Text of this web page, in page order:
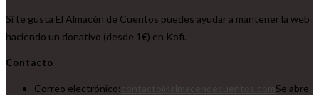
Si te gusta El Almacén de Cuentos puedes ayudar a mantener la web
haciendo un donativo (desde 1€) en Kofi.
Contacto
Correo electrónico:
Se abre